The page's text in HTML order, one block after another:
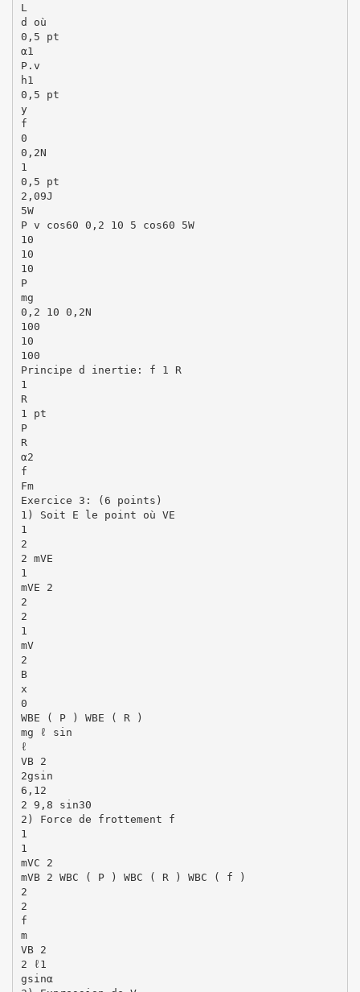
L
d où
0,5 pt
α1
P.v
h1
0,5 pt
y
f
0
0,2N
1
0,5 pt
2,09J
5W
P v cos60 0,2 10 5 cos60 5W
10
10
10
P
mg
0,2 10 0,2N
100
10
100
Principe d inertie: f 1 R
1
R
1 pt
P
R
α2
f
Fm
Exercice 3: (6 points)
1) Soit E le point où VE
1
2
2 mVE
1
mVE 2
2
2
1
mV
2
B
x
0
WBE ( P ) WBE ( R )
mg ℓ sin
ℓ
VB 2
2gsin
6,12
2 9,8 sin30
2) Force de frottement f
1
1
mVC 2
mVB 2 WBC ( P ) WBC ( R ) WBC ( f )
2
2
f
m
VB 2
2 ℓ1
gsinα